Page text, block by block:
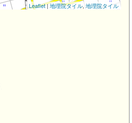
Leaflet|地理院タイル, 地理院タイル